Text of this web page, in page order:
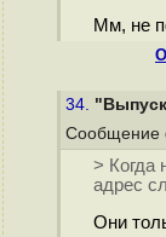
Мм, не
34.
Сообщение
> Когда
адрес
Они